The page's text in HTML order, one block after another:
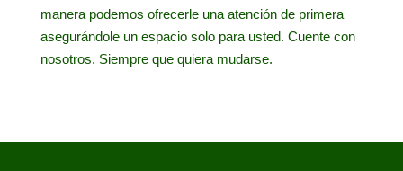
manera podemos ofrecerle una atención de primera
asegurándole un espacio solo para usted. Cuente con
nosotros. Siempre que quiera mudarse.